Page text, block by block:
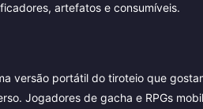
artefatos e consumíveis.
versão portátil do tiroteio que
Jogadores de gacha e RPGs